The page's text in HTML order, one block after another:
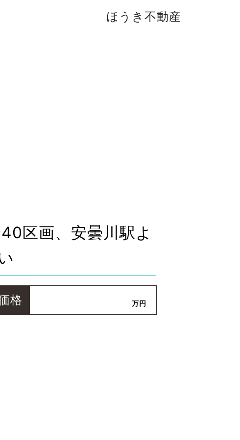
ほうき不動産
区画、安曇川駅よ
格 万円